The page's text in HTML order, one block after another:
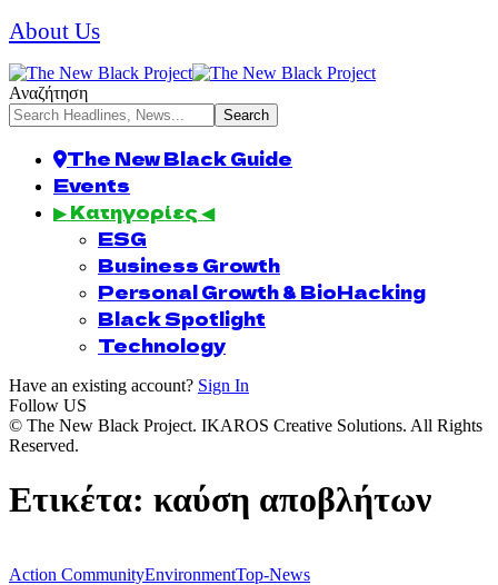
About Us
Αναζήτηση
The New Black Guide
Events
▶ Κατηγορίες ◀
ESG
Business Growth
Personal Growth & BioHacking
Black Spotlight
Technology
Have an existing account? Sign In
Follow US
© The New Black Project. IKAROS Creative Solutions. All Rights
Reserved.
Ετικέτα: καύση αποβλήτων
Action CommunityEnvironmentTop-News